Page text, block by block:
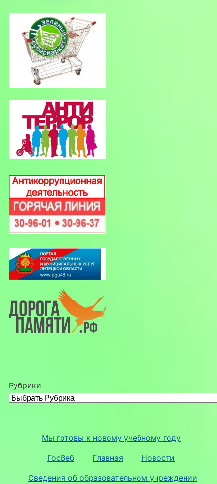
Рубрики
Мы готовы к новому учебному году
ГосВеб Главная Новости
Сведения об образовательном учреждении